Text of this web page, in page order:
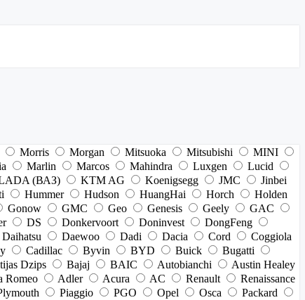
Morris Morgan Mitsuoka Mitsubishi
MINI
Marlin Marcos Mahindra Luxgen
Lucid
(ВАЗ) KTM AG Koenigsegg JMC
Jinbei
Hummer Hudson HuangHai Horch
Holden
Gonow GMC Geo Genesis Geely
GAC
DS Donkervoort Doninvest
DongFeng
Daihatsu Daewoo Dadi Dacia Cord
Coggiola
Cadillac Byvin BYD Buick
Bugatti
Dzips Bajaj BAIC Autobianchi
Austin Healey
Romeo Adler Acura AC Renault
Renaissance
Piaggio PGO Opel Osca
Packard